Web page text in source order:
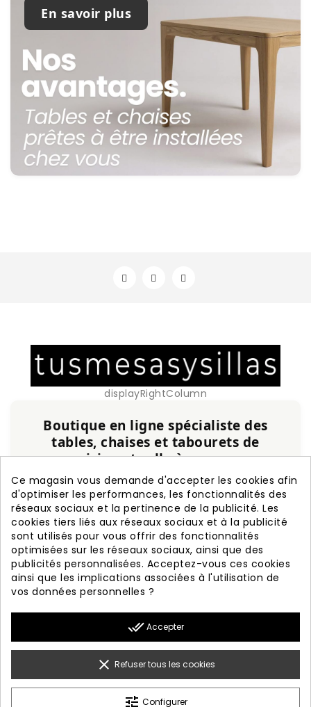
En savoir plus
displayRightColumn
Boutique en ligne spécialiste des
tables, chaises et tabourets de
cuisine et salle à manger
Service personnalisé, expérience et qualité
garanties.
+20 ans d'expérience
Fabrication nationale
Garantie de 3 ans
Livraison rapide
PRODUITS 

INFORMATION 
Ce magasin vous demande d'accepter les cookies afin
d'optimiser les performances, les fonctionnalités des
réseaux sociaux et la pertinence de la publicité. Les
cookies tiers liés aux réseaux sociaux et à la publicité
sont utilisés pour vous offrir des fonctionnalités
optimisées sur les réseaux sociaux, ainsi que des
publicités personnalisées. Acceptez-vous ces cookies
ainsi que les implications associées à l'utilisation de
vos données personnelles ?
done_all Accepter
clear Refuser tous les cookies
tune Configurer